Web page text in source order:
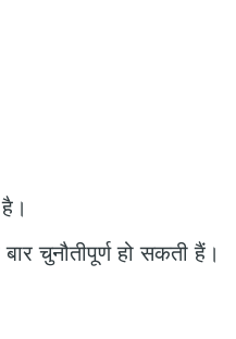
चुनौतीपूर्ण हो सकती हैं।